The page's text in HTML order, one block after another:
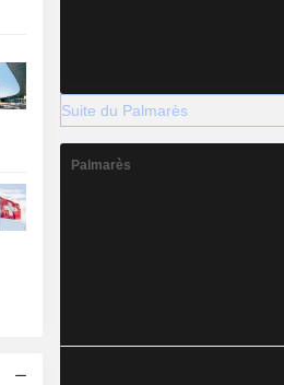
Suite du Palmarès
Palmarès